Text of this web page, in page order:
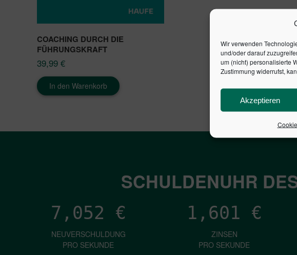
Wir verwenden
und/oder darauf
um (nicht) personalisierte
Zustimmung widerrufst,
Akzeptieren
COACHING DURCH DIE
FÜHRUNGSKRAFT
39,99 €
In den Warenkorb
SCHULDENUHR
7,052 €
NEUVERSCHULDUNG
PRO SEKUNDE
1,601 €
ZINSEN
PRO SEKUNDE